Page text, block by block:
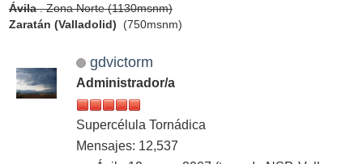
Ávila. Zona Norte (1130msnm)
Zaratán (Valladolid) (750msnm)
gdvictorm
Administrador/a
Supercélula Tornádica
Mensajes: 12,537